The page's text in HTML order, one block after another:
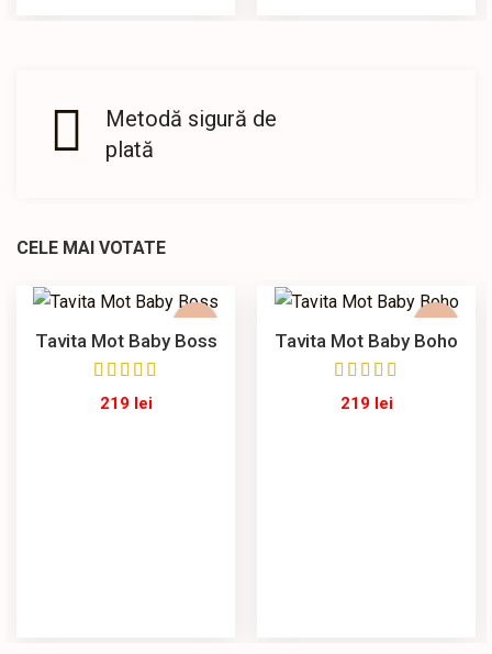
Metodă sigură de
plată
CELE MAI VOTATE
Tavita Mot Baby Boss
219 lei
Tavita Mot Baby Boho
219 lei